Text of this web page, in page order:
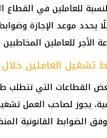
للعاملين في القطاع
يحدد موعد الإجازة
الأجر للعاملين
تشغيل العاملين خلال
القطاعات التي تتطلب
يجوز لصاحب العمل
الضوابط القانونية